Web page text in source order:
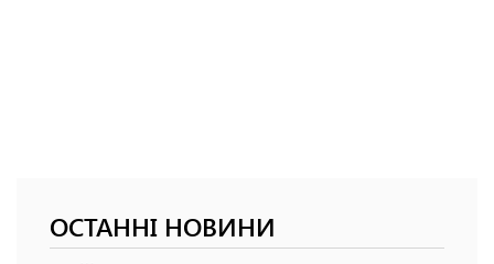
ОСТАННІ НОВИНИ